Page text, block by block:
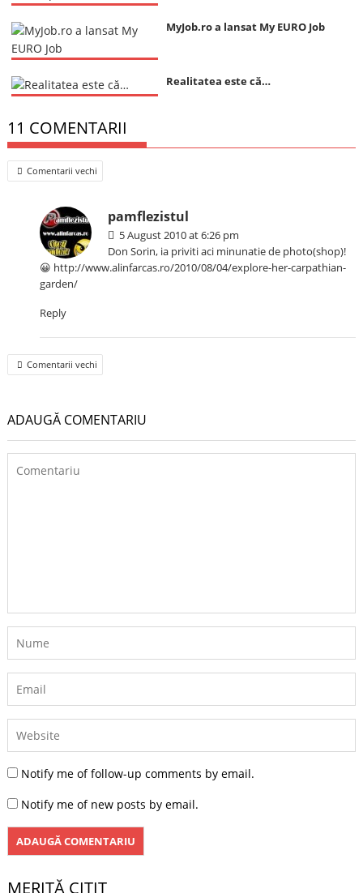
MyJob.ro a lansat My EURO Job
Realitatea este că…
11 COMENTARII
Comment
navigation
Comentarii vechi
pamflezistul
5 August 2010 at 6:26 pm
Don Sorin, ia priviti aci minunatie de photo(shop)!
😀 http://www.alinfarcas.ro/2010/08/04/explore-her-carpathian-
garden/
Reply
Comment
navigation
Comentarii vechi
ADAUGĂ COMENTARIU
Notify me of follow-up comments by email.
Notify me of new posts by email.
MERITĂ CITIT